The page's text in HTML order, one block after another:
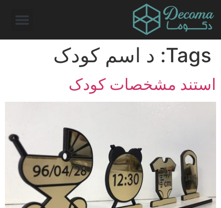
Tags: د اسم کودک
استند مشخصات کودک